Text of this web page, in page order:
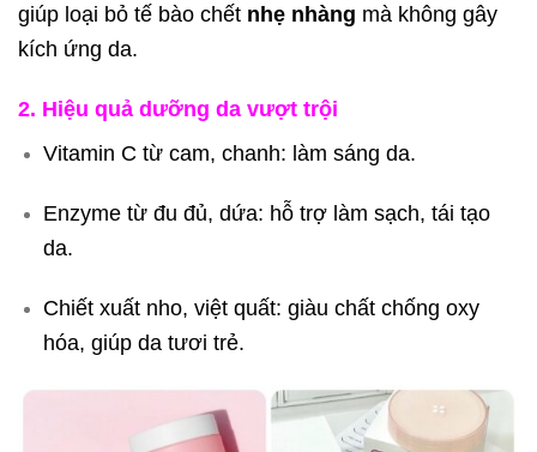
giúp loại bỏ tế bào chết nhẹ nhàng mà không gây
kích ứng da.
2. Hiệu quả dưỡng da vượt trội
Vitamin C từ cam, chanh: làm sáng da.
Enzyme từ đu đủ, dứa: hỗ trợ làm sạch, tái tạo
da.
Chiết xuất nho, việt quất: giàu chất chống oxy
hóa, giúp da tươi trẻ.